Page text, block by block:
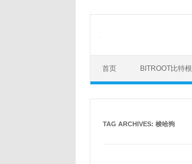
首页 BITROOT比特根
TAG ARCHIVES: 梭哈狗